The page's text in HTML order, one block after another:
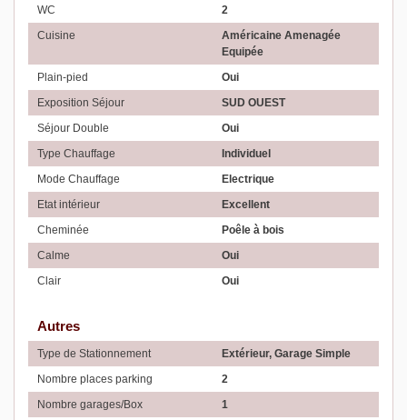
WC
2
Cuisine
Américaine Amenagée
Equipée
Plain-pied
Oui
Exposition Séjour
SUD OUEST
Séjour Double
Oui
Type Chauffage
Individuel
Mode Chauffage
Electrique
Etat intérieur
Excellent
Cheminée
Poêle à bois
Calme
Oui
Clair
Oui
Autres
Type de Stationnement
Extérieur, Garage Simple
Nombre places parking
2
Nombre garages/Box
1